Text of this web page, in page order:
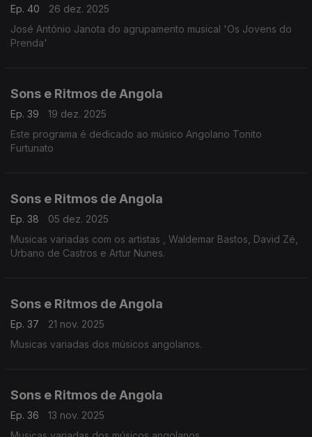
Ep. 40
26 dez. 2025
José António Janota do agrupamento musical 'Os Jovens do
Prenda'
Sons e Ritmos de Angola
Ep. 39
19 dez. 2025
Este programa é dedicado ao músico Angolano Tonito
Furtunato
Sons e Ritmos de Angola
Ep. 38
05 dez. 2025
Musicas variadas com os artistas , Waldemar Bastos, David Zé,
Urbano de Castros e Artur Nunes.
Sons e Ritmos de Angola
Ep. 37
21 nov. 2025
Musicas variadas dos músicos angolanos.
Sons e Ritmos de Angola
Ep. 36
13 nov. 2025